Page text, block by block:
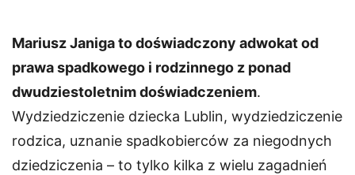
Mariusz Janiga to doświadczony adwokat od
prawa spadkowego i rodzinnego z ponad
dwudziestoletnim doświadczeniem.
Wydziedziczenie dziecka Lublin, wydziedziczenie
rodzica, uznanie spadkobierców za niegodnych
dziedziczenia – to tylko kilka z wielu zagadnień